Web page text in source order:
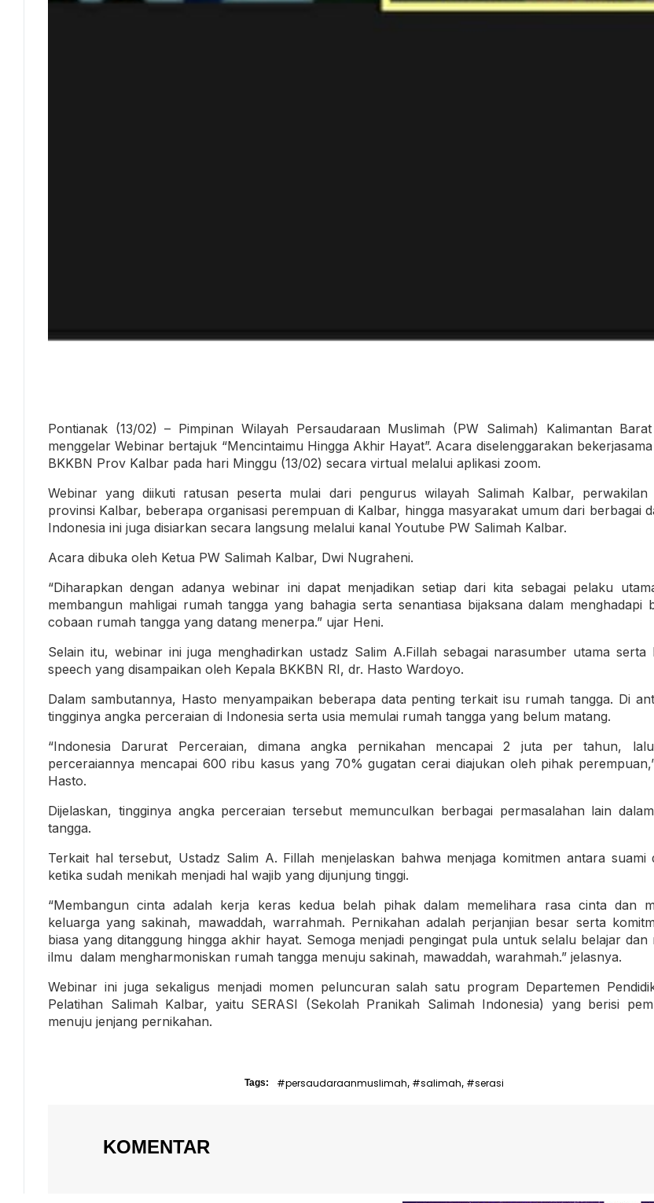
Pontianak (13/02) – Pimpinan Wilayah Persaudaraan Muslimah (PW Salimah) Kalimantan
menggelar Webinar bertajuk “Mencintaimu Hingga Akhir Hayat”. Acara diselenggarakan
BKKBN Prov Kalbar pada hari Minggu (13/02) secara virtual melalui aplikasi zoom.
Webinar yang diikuti ratusan peserta mulai dari pengurus wilayah Salimah Kalbar, perwakilan
provinsi Kalbar, beberapa organisasi perempuan di Kalbar, hingga masyarakat umum dari berbagai
Indonesia ini juga disiarkan secara langsung melalui kanal Youtube PW Salimah Kalbar.
Acara dibuka oleh Ketua PW Salimah Kalbar, Dwi Nugraheni.
“Diharapkan dengan adanya webinar ini dapat menjadikan setiap dari kita sebagai pelaku
membangun mahligai rumah tangga yang bahagia serta senantiasa bijaksana dalam menghadapi
cobaan rumah tangga yang datang menerpa.” ujar Heni.
Selain itu, webinar ini juga menghadirkan ustadz Salim A.Fillah sebagai narasumber utama serta
speech yang disampaikan oleh Kepala BKKBN RI, dr. Hasto Wardoyo.
Dalam sambutannya, Hasto menyampaikan beberapa data penting terkait isu rumah tangga. Di
tingginya angka perceraian di Indonesia serta usia memulai rumah tangga yang belum matang.
“Indonesia Darurat Perceraian, dimana angka pernikahan mencapai 2 juta per tahun,
perceraiannya mencapai 600 ribu kasus yang 70% gugatan cerai diajukan oleh pihak
Hasto.
Dijelaskan, tingginya angka perceraian tersebut memunculkan berbagai permasalahan lain
tangga.
Terkait hal tersebut, Ustadz Salim A. Fillah menjelaskan bahwa menjaga komitmen antara suami
ketika sudah menikah menjadi hal wajib yang dijunjung tinggi.
“Membangun cinta adalah kerja keras kedua belah pihak dalam memelihara rasa cinta dan
keluarga yang sakinah, mawaddah, warrahmah. Pernikahan adalah perjanjian besar serta
biasa yang ditanggung hingga akhir hayat. Semoga menjadi pengingat pula untuk selalu belajar dan
ilmu dalam mengharmoniskan rumah tangga menuju sakinah, mawaddah, warahmah.” jelasnya.
Webinar ini juga sekaligus menjadi momen peluncuran salah satu program Departemen
Pelatihan Salimah Kalbar, yaitu SERASI (Sekolah Pranikah Salimah Indonesia) yang berisi
menuju jenjang pernikahan.
Tags: #persaudaraanmuslimah, #salimah, #serasi
KOMENTAR